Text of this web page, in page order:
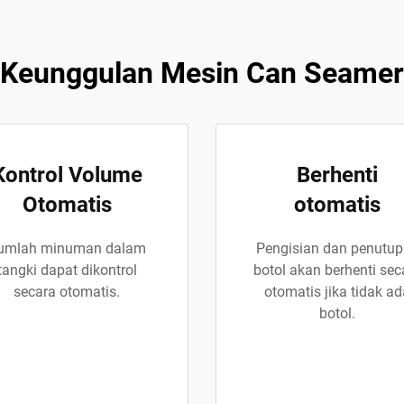
Keunggulan Mesin Can Seamer
Volume
Otomatis
minuman dalam
dapat dikontrol
secara otomatis.
Berhenti
otomatis
Pengisian dan
botol akan berhenti
otomatis jika tidak
botol.